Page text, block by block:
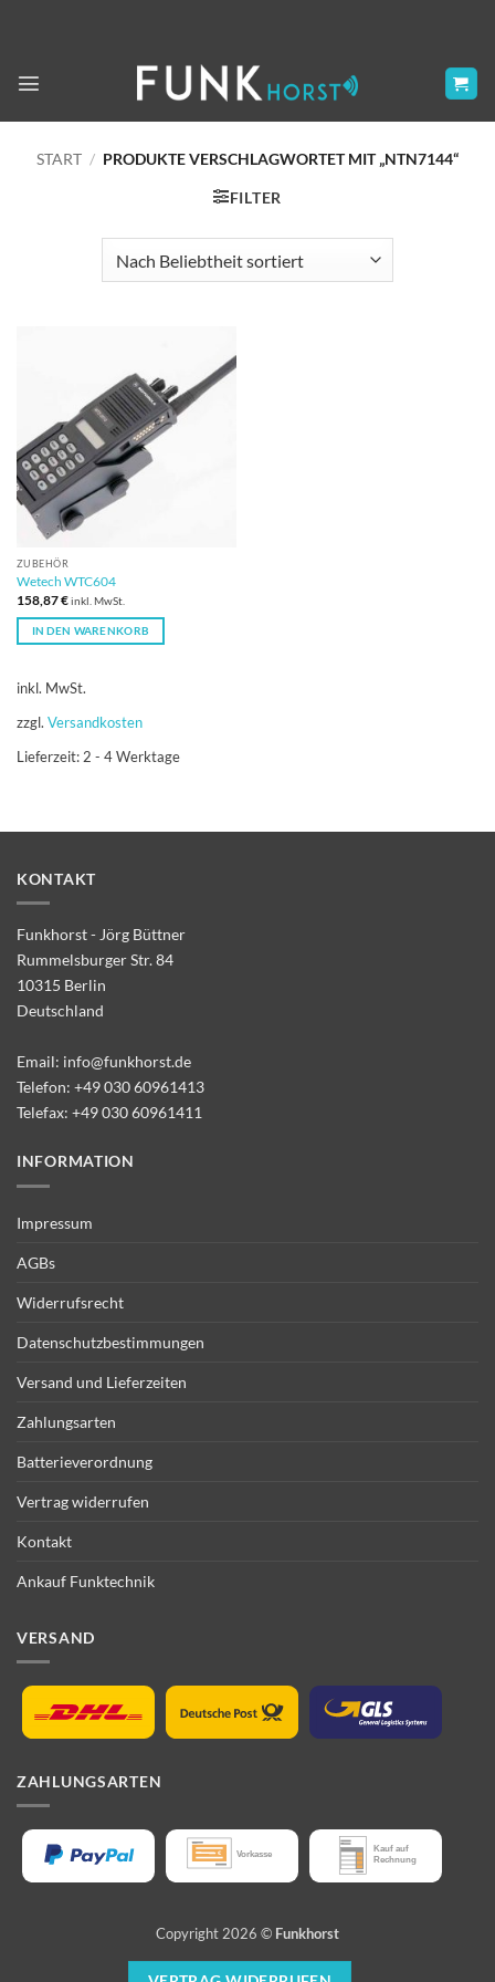
START / PRODUKTE VERSCHLAGWORTET MIT „NTN7144“
FILTER
ZUBEHÖR
Wetech WTC604
158,87€inkl. MwSt.
IN DEN WARENKORB
inkl. MwSt.
zzgl. Versandkosten
Lieferzeit: 2 - 4 Werktage
KONTAKT
Funkhorst - Jörg Büttner
Rummelsburger Str. 84
10315 Berlin
Deutschland
Email: info@funkhorst.de
Telefon: +49 030 60961413
Telefax: +49 030 60961411
INFORMATION
Impressum
AGBs
Widerrufsrecht
Datenschutzbestimmungen
Versand und Lieferzeiten
Zahlungsarten
Batterieverordnung
Vertrag widerrufen
Kontakt
Ankauf Funktechnik
VERSAND
ZAHLUNGSARTEN
Copyright 2026 © Funkhorst